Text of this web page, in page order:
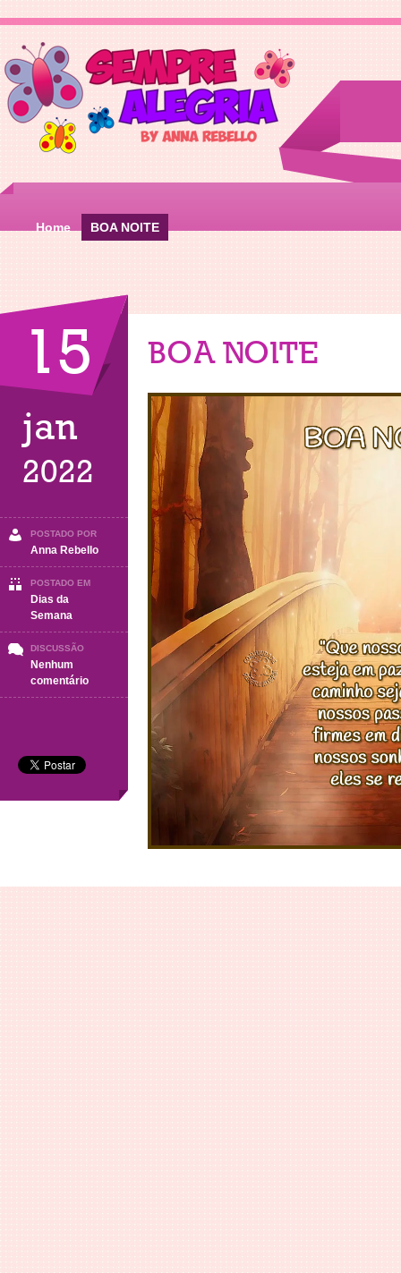
Home BOA NOITE
15
jan
2022
POSTADO POR
Anna Rebello
POSTADO EM
Dias da
Semana
DISCUSSÃO
Nenhum
comentárioem
BOA
BOA NOITE